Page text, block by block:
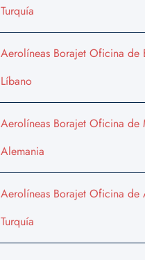
Turquía
Aerolíneas Borajet Oficina de
Líbano
Aerolíneas Borajet Oficina de
Alemania
Aerolíneas Borajet Oficina de
Turquía